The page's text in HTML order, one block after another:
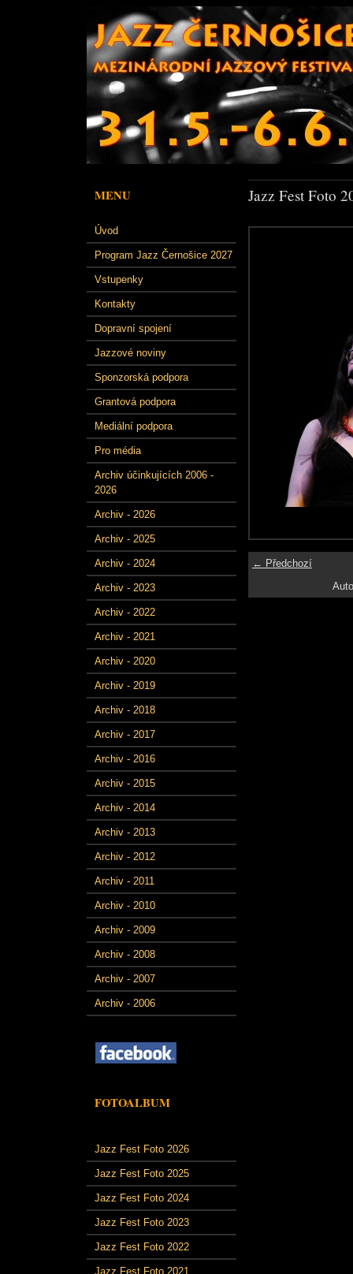
MENU
Úvod
Program Jazz Černošice 2027
Vstupenky
Kontakty
Dopravní spojení
Jazzové noviny
Sponzorská podpora
Grantová podpora
Mediální podpora
Pro média
Archiv účinkujících 2006 -
2026
Archiv - 2026
Archiv - 2025
Archiv - 2024
Archiv - 2023
Archiv - 2022
Archiv - 2021
Archiv - 2020
Archiv - 2019
Archiv - 2018
Archiv - 2017
Archiv - 2016
Archiv - 2015
Archiv - 2014
Archiv - 2013
Archiv - 2012
Archiv - 2011
Archiv - 2010
Archiv - 2009
Archiv - 2008
Archiv - 2007
Archiv - 2006
FOTOALBUM
Jazz Fest Foto 2026
Jazz Fest Foto 2025
Jazz Fest Foto 2024
Jazz Fest Foto 2023
Jazz Fest Foto 2022
Jazz Fest Foto 2021
Jazz Fest Foto
← Předchozí